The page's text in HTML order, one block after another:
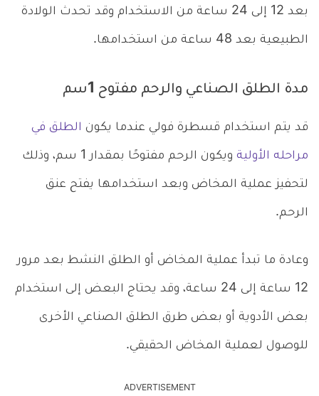
بعد 12 إلى 24 ساعة من الاستخدام وقد تحدث الولادة
الطبيعية بعد 48 ساعة من استخدامها.
مدة الطلق الصناعي والرحم مفتوح 1سم
قد يتم استخدام قسطرة فولي عندما يكون الطلق في
مراحله الأولية ويكون الرحم مفتوحًا بمقدار 1 سم، وذلك
لتحفيز عملية المخاض وبعد استخدامها يفتح عنق
الرحم.
وعادة ما تبدأ عملية المخاض أو الطلق النشط بعد مرور
12 ساعة إلى 24 ساعة، وقد يحتاج البعض إلى استخدام
بعض الأدوية أو بعض طرق الطلق الصناعي الأخرى
للوصول لعملية المخاض الحقيقي.
ADVERTISEMENT